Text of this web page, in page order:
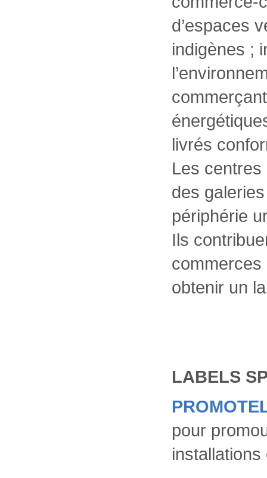
d’espaces
indigènes ;
livrés
Les centres
des
périphérie
Ils
commerces
obtenir un
LABELS
pour